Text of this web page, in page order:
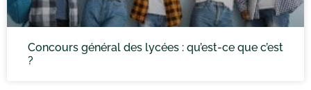
Concours général des lycées : qu’est-ce que c’est
?